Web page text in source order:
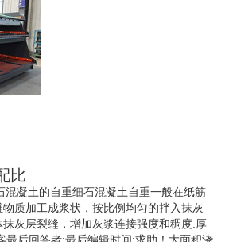
比
混凝土的自重细石混凝土自重一般在纸筋
质加工成浆状，按比例均匀的拌入抹灰
灰层裂缝，增加灰浆连接强度和稠度.厚